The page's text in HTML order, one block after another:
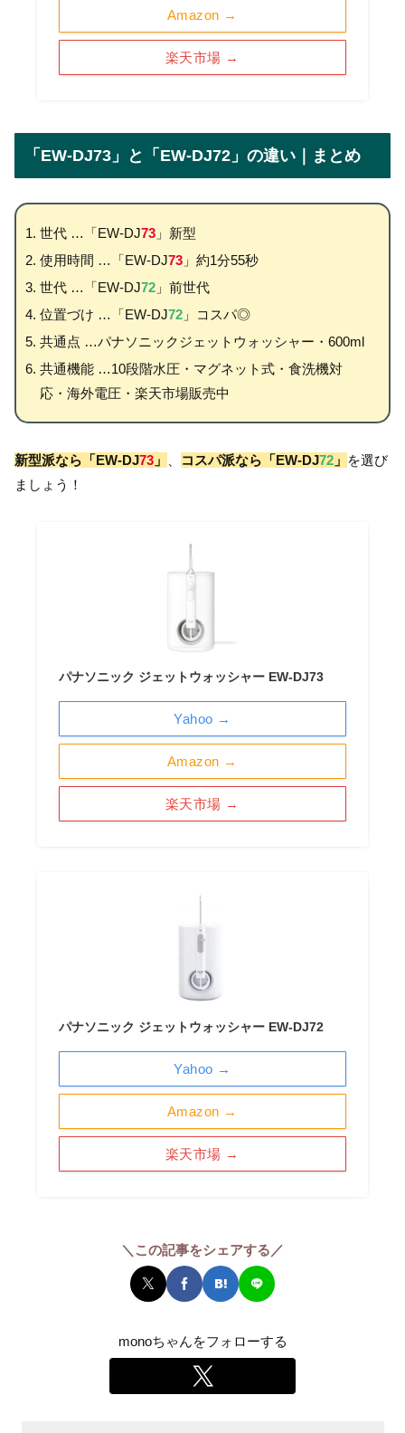
Amazon →
楽天市場 →
「EW-DJ73」と「EW-DJ72」の違い｜まとめ
世代 …「EW-DJ73」新型
使用時間 …「EW-DJ73」約1分55秒
世代 …「EW-DJ72」前世代
位置づけ …「EW-DJ72」コスパ◎
共通点 …パナソニックジェットウォッシャー・600ml
共通機能 …10段階水圧・マグネット式・食洗機対
応・海外電圧・楽天市場販売中
新型派なら「EW-DJ73 」 コスパ派なら「EW-DJ72 」 を選び
ましょう！
パナソニック ジェットウォッシャー EW-DJ73
Amazon →
楽天市場 →
Yahoo →
パナソニック ジェットウォッシャー EW-DJ72
Amazon →
楽天市場 →
Yahoo →
＼この記事をシェアする／
monoちゃんをフォローする